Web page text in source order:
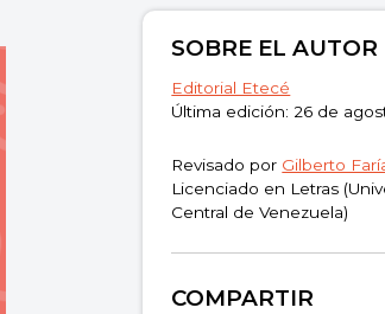
SOBRE EL AUTOR
Editorial Etecé
Última edición: 26 de
Revisado por Gilberto
Licenciado en Letras
Central de Venezuela)
COMPARTIR